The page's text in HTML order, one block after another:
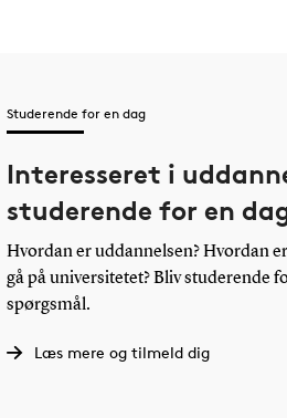
Studerende for en dag
Interesseret i
studerende for en
Hvordan er uddannelsen? Hvordan
gå på universitetet? Bliv studerende
spørgsmål.
Læs mere og tilmeld dig